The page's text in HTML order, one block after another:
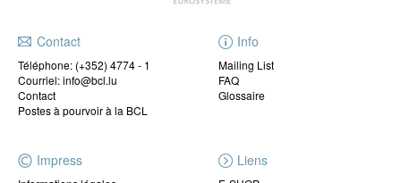
Contact
Téléphone: (+352) 4774 - 1
Courriel: info@bcl.lu
Contact
Postes à pourvoir à la BCL
Info
Mailing List
FAQ
Glossaire
Impress Liens